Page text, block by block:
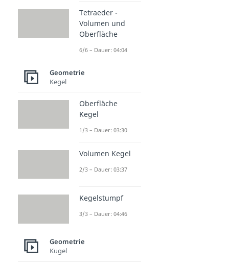
Tetraeder -
Volumen und
Oberfläche
6/6 – Dauer: 04:04
Geometrie
Kegel
Oberfläche
Kegel
1/3 – Dauer: 03:30
Volumen Kegel
2/3 – Dauer: 03:37
Kegelstumpf
3/3 – Dauer: 04:46
Geometrie
Kugel